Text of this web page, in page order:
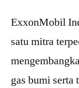
ExxonMobil
satu mitra
gas bumi serta